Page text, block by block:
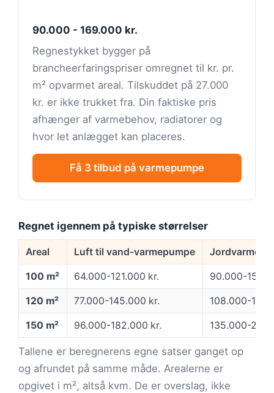
90.000 - 169.000 kr.
Regnestykket bygger på
brancheerfaringspriser omregnet til kr. pr.
m² opvarmet areal. Tilskuddet på 27.000
kr. er ikke trukket fra. Din faktiske pris
afhænger af varmebehov, radiatorer og
hvor let anlægget kan placeres.
Få 3 tilbud på varmepumpe
Regnet igennem på typiske størrelser
Areal Luft til vand-varmepumpe Jordvarme
100 m² 64.000-121.000 kr. 90.000-
120 m² 77.000-145.000 kr. 108.000-
150 m² 96.000-182.000 kr. 135.000-
Tallene er beregnerens egne satser ganget op
og afrundet på samme måde. Arealerne er
opgivet i m², altså kvm. De er overslag, ikke